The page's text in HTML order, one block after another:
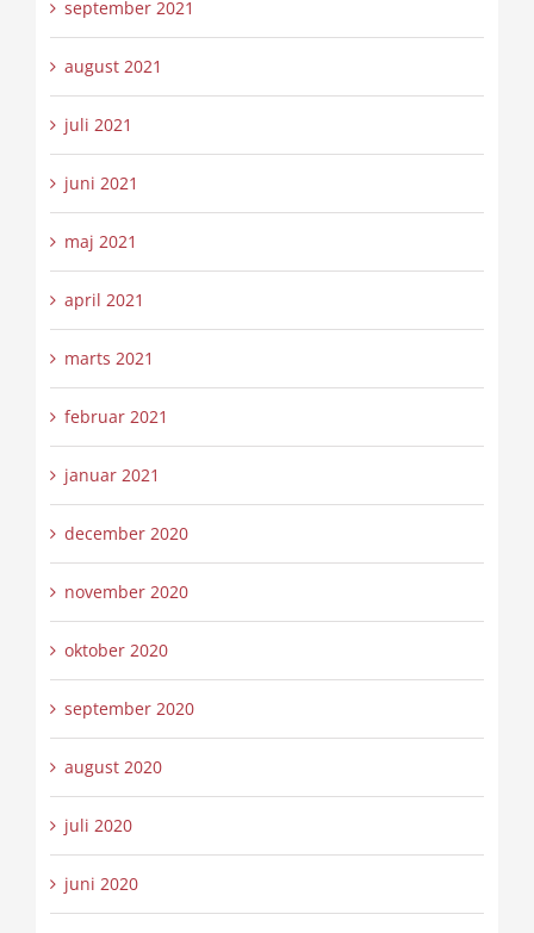
september 2021
august 2021
juli 2021
juni 2021
maj 2021
april 2021
marts 2021
februar 2021
januar 2021
december 2020
november 2020
oktober 2020
september 2020
august 2020
juli 2020
juni 2020